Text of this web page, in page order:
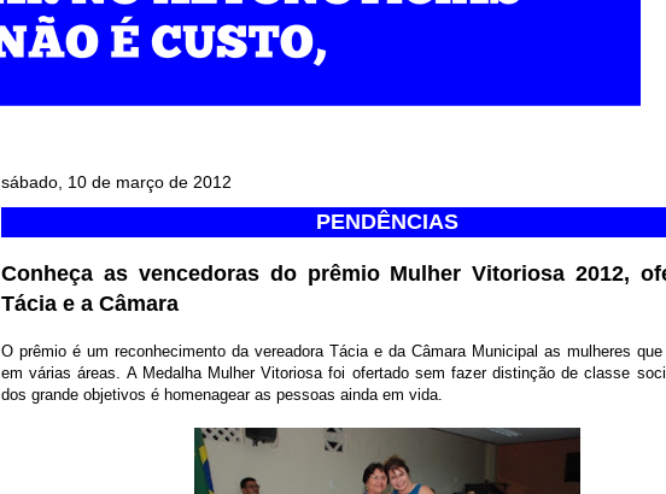
sábado, 10 de março de 2012
PENDÊNCIAS
Conheça as vencedoras do prêmio Mulher Vitoriosa 2012,
Tácia e a Câmara
O prêmio é um reconhecimento da vereadora Tácia e da Câmara Municipal as mulheres
em várias áreas. A Medalha Mulher Vitoriosa foi ofertado sem fazer distinção de classe
dos grande objetivos é homenagear as pessoas ainda em vida.